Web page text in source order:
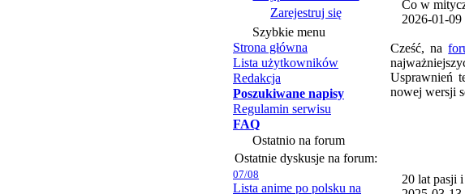
Zarejestruj się
Szybkie menu
Strona główna
Lista użytkowników
Redakcja
Poszukiwane napisy
Regulamin serwisu
FAQ
Ostatnio na forum
Ostatnie dyskusje na forum:
07/08
Lista anime po polsku na
Co w
2026-01-09
Cześć, na
Usprawnień
nowej wersji
20 lat pasji